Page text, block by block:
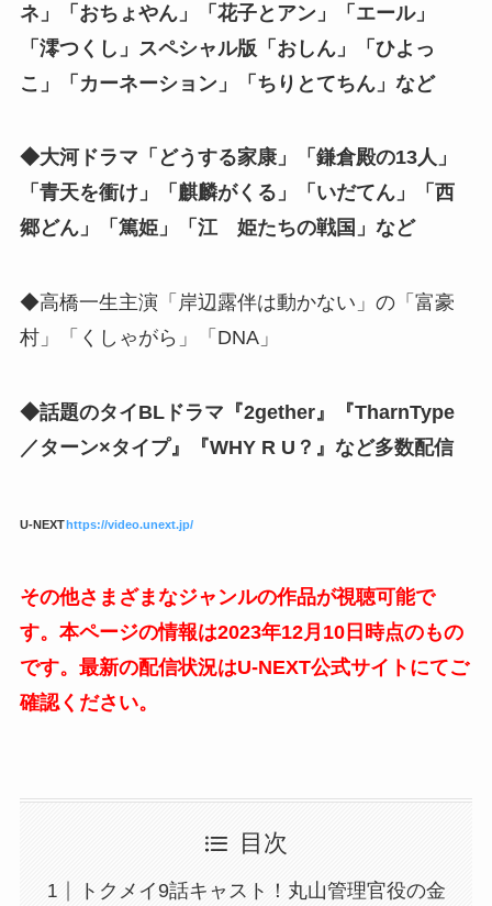
ネ」「おちょやん」「花子とアン」「エール」
「澪つくし」スペシャル版「おしん」「ひよっ
こ」「カーネーション」「ちりとてちん」など
◆大河ドラマ「どうする家康」「鎌倉殿の13人」
「青天を衝け」「麒麟がくる」「いだてん」「西
郷どん」「篤姫」「江 姫たちの戦国」など
◆高橋一生主演「岸辺露伴は動かない」の「富豪
村」「くしゃがら」「DNA」
◆話題のタイBLドラマ『2gether』『TharnType
／ターン×タイプ』『WHY R U？』など多数配信
U-NEXThttps://video.unext.jp/
その他さまざまなジャンルの作品が視聴可能で
す。本ページの情報は2023年12月10日時点のもの
です。最新の配信状況はU-NEXT公式サイトにてご
確認ください。
目次
トクメイ9話キャスト！丸山管理官役の金